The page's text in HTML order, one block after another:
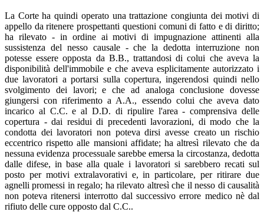
La Corte ha quindi operato una trattazione congiunta dei motivi di
appello da ritenere prospettanti questioni comuni di fatto e di diritto;
ha rilevato - in ordine ai motivi di impugnazione attinenti alla
sussistenza del nesso causale - che la dedotta interruzione non
potesse essere opposta da B.B., trattandosi di colui che aveva la
disponibilità dell'immobile e che aveva esplicitamente autorizzato i
due lavoratori a portarsi sulla copertura, ingerendosi quindi nello
svolgimento dei lavori; e che ad analoga conclusione dovesse
giungersi con riferimento a A.A., essendo colui che aveva dato
incarico al C.C. e al D.D. di ripulire l'area - comprensiva delle
copertura - dai residui di precedenti lavorazioni, di modo che la
condotta dei lavoratori non poteva dirsi avesse creato un rischio
eccentrico rispetto alle mansioni affidate; ha altresì rilevato che da
nessuna evidenza processuale sarebbe emersa la circostanza, dedotta
dalle difese, in base alla quale i lavoratori si sarebbero recati sul
posto per motivi extralavorativi e, in particolare, per ritirare due
agnelli promessi in regalo; ha rilevato altresì che il nesso di causalità
non poteva ritenersi interrotto dal successivo errore medico nè dal
rifiuto delle cure opposto dal C.C..